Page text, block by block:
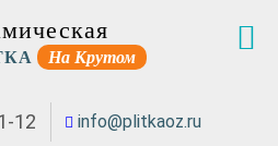
На Крутом
12 info@plitkaoz.ru